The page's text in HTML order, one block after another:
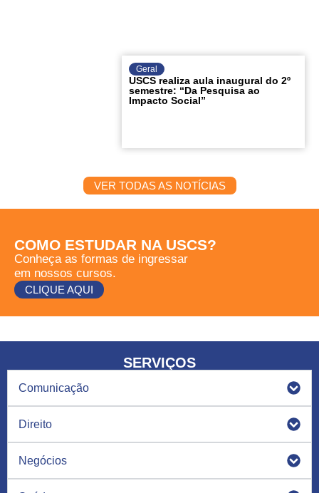
Geral
USCS realiza aula inaugural do 2º
semestre: “Da Pesquisa ao
Impacto Social”
VER TODAS AS NOTÍCIAS
COMO ESTUDAR NA USCS?
Conheça as formas de ingressar
em nossos cursos.
CLIQUE AQUI
SERVIÇOS
Comunicação
Direito
Negócios